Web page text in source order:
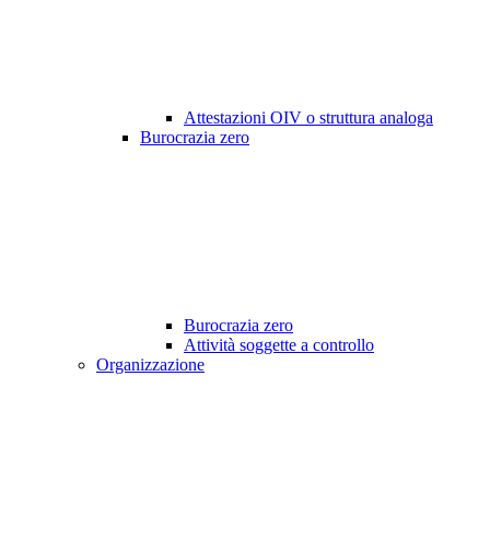
Attestazioni OIV o struttura analoga
Burocrazia zero
Burocrazia zero
Attività soggette a controllo
Organizzazione